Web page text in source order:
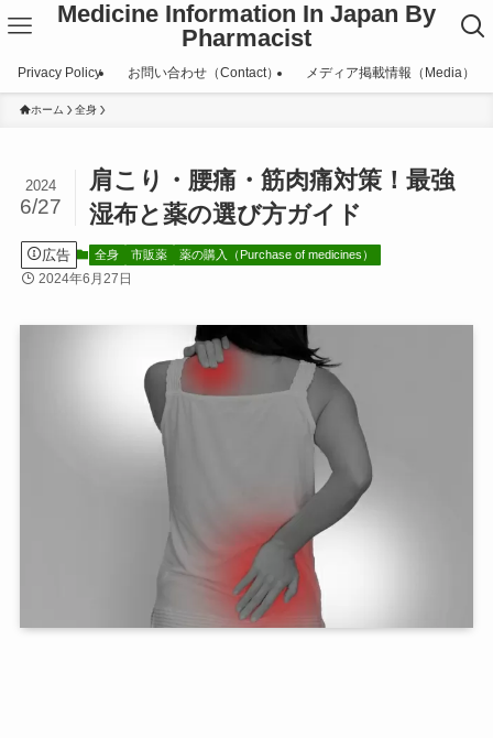
Medicine Information In Japan By
Pharmacist
Privacy Policy お問い合わせ（Contact） メディア掲載情報（Media）
ホーム 全身
肩こり・腰痛・筋肉痛対策！最強
湿布と薬の選び方ガイド
2024
6/27
広告 全身 市販薬 薬の購入（Purchase of medicines）
2024年6月27日